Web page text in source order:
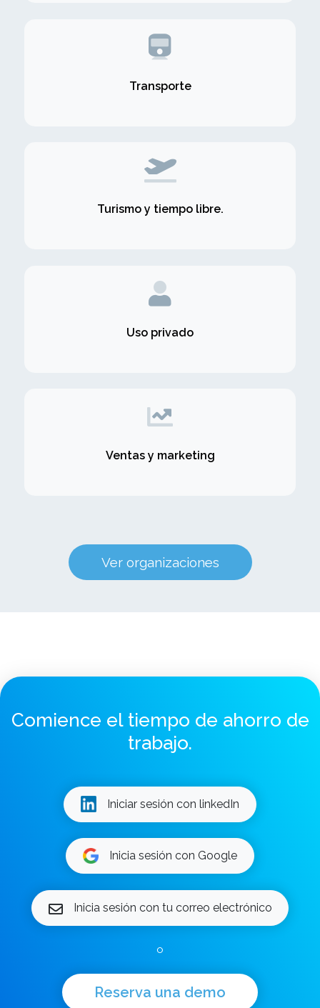
Transporte
Turismo y tiempo libre.
Uso privado
Ventas y marketing
Ver organizaciones
Comience el tiempo de ahorro de
trabajo.
Iniciar sesión con linkedIn
Inicia sesión con Google
Inicia sesión con tu correo electrónico
o
Reserva una demo